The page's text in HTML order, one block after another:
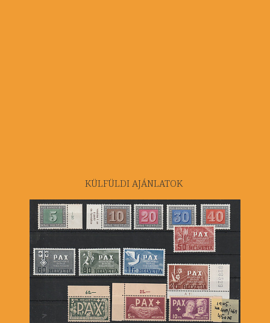
KÜLFÜLDI AJÁNLATOK